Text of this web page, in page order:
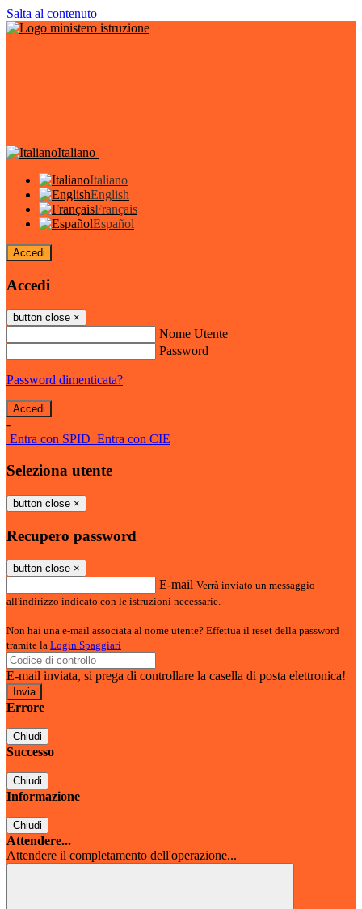
Salta al contenuto
Italiano
Italiano
English
Français
Español
Accedi
Accedi
button close ×
Nome Utente
Password
Password dimenticata?
-
Entra con SPID Entra con CIE
Seleziona utente
button close ×
Recupero password
button close ×
E-mail Verrà inviato un messaggio
all'indirizzo indicato con le istruzioni necessarie.
Non hai una e-mail associata al nome utente? Effettua il reset della password
tramite la Login Spaggiari
E-mail inviata, si prega di controllare la casella di posta elettronica!
Errore
Chiudi
Successo
Chiudi
Informazione
Chiudi
Attendere...
Attendere il completamento dell'operazione...